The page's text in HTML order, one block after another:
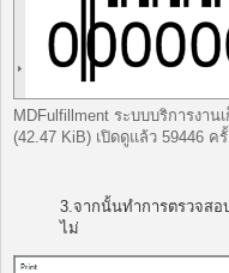
MDFulfillment ระบบบริการงาน
(42.47 KiB) เปิดดูแล้ว 59446 ครั้
3.จากนั้นทำการตรวจสอ
ไม่